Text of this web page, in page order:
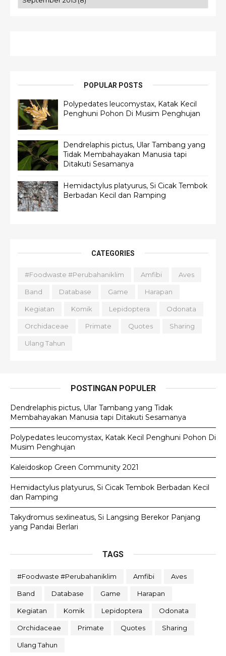
POPULAR POSTS
Polypedates leucomystax, Katak Kecil
Penghuni Pohon Di Musim Penghujan
Dendrelaphis pictus, Ular Tambang yang
Tidak Membahayakan Manusia tapi
Ditakuti Sesamanya
Hemidactylus platyurus, Si Cicak Tembok
Berbadan Kecil dan Ramping
CATEGORIES
#foodwaste #perubahaniklim Amfibi Aves
Band Database Game Harapan
Kegiatan Komik Lepidoptera Odonata
Orchidaceae Primate Quotes Sharing
Ulang Tahun
POSTINGAN POPULER
Dendrelaphis pictus, Ular Tambang yang Tidak
Membahayakan Manusia tapi Ditakuti Sesamanya
Polypedates leucomystax, Katak Kecil Penghuni Pohon Di
Musim Penghujan
Kaleidoskop Green Community 2021
Hemidactylus platyurus, Si Cicak Tembok Berbadan Kecil
dan Ramping
Takydromus sexlineatus, Si Langsing Berekor Panjang
yang Pandai Berlari
TAGS
#foodwaste #perubahaniklim Amfibi Aves
Band Database Game Harapan
Kegiatan Komik Lepidoptera Odonata
Orchidaceae Primate Quotes Sharing
Ulang Tahun